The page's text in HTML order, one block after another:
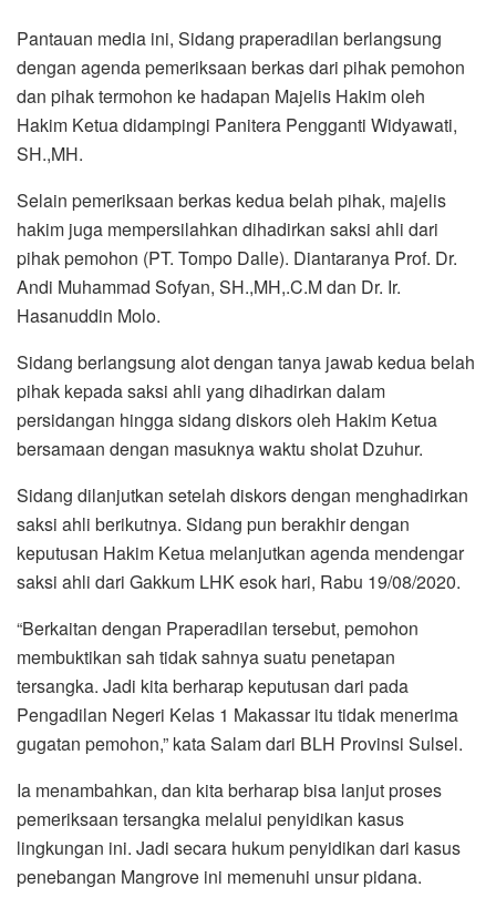
Pantauan media ini, Sidang praperadilan berlangsung
dengan agenda pemeriksaan berkas dari pihak pemohon
dan pihak termohon ke hadapan Majelis Hakim oleh
Hakim Ketua didampingi Panitera Pengganti Widyawati,
SH.,MH.
Selain pemeriksaan berkas kedua belah pihak, majelis
hakim juga mempersilahkan dihadirkan saksi ahli dari
pihak pemohon (PT. Tompo Dalle). Diantaranya Prof. Dr.
Andi Muhammad Sofyan, SH.,MH,.C.M dan Dr. Ir.
Hasanuddin Molo.
Sidang berlangsung alot dengan tanya jawab kedua belah
pihak kepada saksi ahli yang dihadirkan dalam
persidangan hingga sidang diskors oleh Hakim Ketua
bersamaan dengan masuknya waktu sholat Dzuhur.
Sidang dilanjutkan setelah diskors dengan menghadirkan
saksi ahli berikutnya. Sidang pun berakhir dengan
keputusan Hakim Ketua melanjutkan agenda mendengar
saksi ahli dari Gakkum LHK esok hari, Rabu 19/08/2020.
“Berkaitan dengan Praperadilan tersebut, pemohon
membuktikan sah tidak sahnya suatu penetapan
tersangka. Jadi kita berharap keputusan dari pada
Pengadilan Negeri Kelas 1 Makassar itu tidak menerima
gugatan pemohon,” kata Salam dari BLH Provinsi Sulsel.
Ia menambahkan, dan kita berharap bisa lanjut proses
pemeriksaan tersangka melalui penyidikan kasus
lingkungan ini. Jadi secara hukum penyidikan dari kasus
penebangan Mangrove ini memenuhi unsur pidana.